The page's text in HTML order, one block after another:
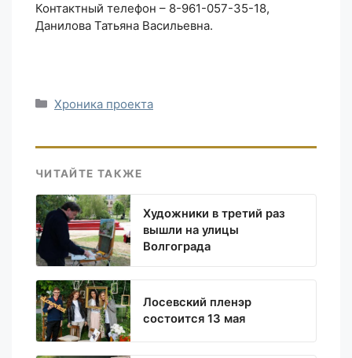
Контактный телефон – 8-961-057-35-18,
Данилова Татьяна Васильевна.
Рубрики
Хроника проекта
ЧИТАЙТЕ ТАКЖЕ
Художники в третий раз
вышли на улицы
Волгограда
Лосевский пленэр
состоится 13 мая